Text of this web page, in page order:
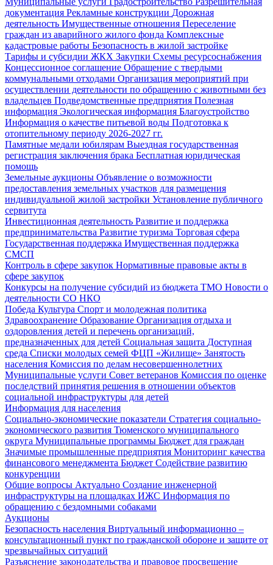
документация Рекламные конструкции Дорожная
деятельность Имущественные отношения Переселение
граждан из аварийного жилого фонда Комплексные
кадастровые работы Безопасность в жилой застройке
Тарифы и субсидии ЖКХ Закупки Схемы ресурсоснабжения
Концессионное соглашение Обращение с твердыми
коммунальными отходами Организация мероприятий при
осуществлении деятельности по обращению с животными без
владельцев Подведомственные предприятия Полезная
информация Экологическая информация Благоустройство
Информация о качестве питьевой воды Подготовка к
отопительному периоду 2026-2027 гг.
Памятные медали юбилярам Выездная государственная
регистрация заключения брака Бесплатная юридическая
помощь
Земельные аукционы Объявление о возможности
предоставления земельных участков для размещения
индивидуальной жилой застройки Установление публичного
сервитута
Инвестиционная деятельность Развитие и поддержка
предпринимательства Развитие туризма Торговая сфера
Государственная поддержка Имущественная поддержка
СМСП
Контроль в сфере закупок Нормативные правовые акты в
сфере закупок
Конкурсы на получение субсидий из бюджета ТМО Новости о
деятельности СО НКО
Победа Культура Спорт и молодежная политика
Здравоохранение Образование Организация отдыха и
оздоровления детей и перечень организаций,
предназначенных для детей Социальная защита Доступная
среда Списки молодых семей ФЦП «Жилище» Занятость
населения Комиссия по делам несовершеннолетних
Муниципальные услуги Совет ветеранов Комиссия по оценке
последствий принятия решения в отношении объектов
социальной инфраструктуры для детей
Информация для населения
Социально-экономические показатели Стратегия социально-
экономического развития Тюменского муниципального
округа Муниципальные программы Бюджет для граждан
Значимые промышленные предприятия Мониторинг качества
финансового менеджмента Бюджет Содействие развитию
конкуренции
Общие вопросы Актуально Создание инженерной
инфраструктуры на площадках ИЖС Информация по
обращению с бездомными собаками
Аукционы
Безопасность населения Виртуальный информационно –
консультационный пункт по гражданской обороне и защите от
чрезвычайных ситуаций
Разъяснение законодательства и правовое просвещение